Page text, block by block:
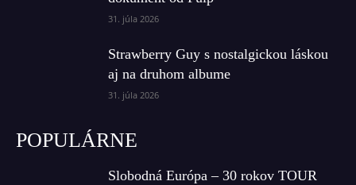
31. júla 2026
Strawberry Guy s nostalgickou láskou
aj na druhom albume
31. júla 2026
POPULÁRNE
Slobodná Európa – 30 rokov TOUR